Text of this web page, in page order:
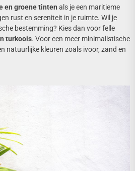
en groene tinten als je een maritieme
rust en sereniteit in je ruimte. Wil je
bestemming? Kies dan voor felle
turkoois. Voor een meer minimalistische
natuurlijke kleuren zoals ivoor, zand en